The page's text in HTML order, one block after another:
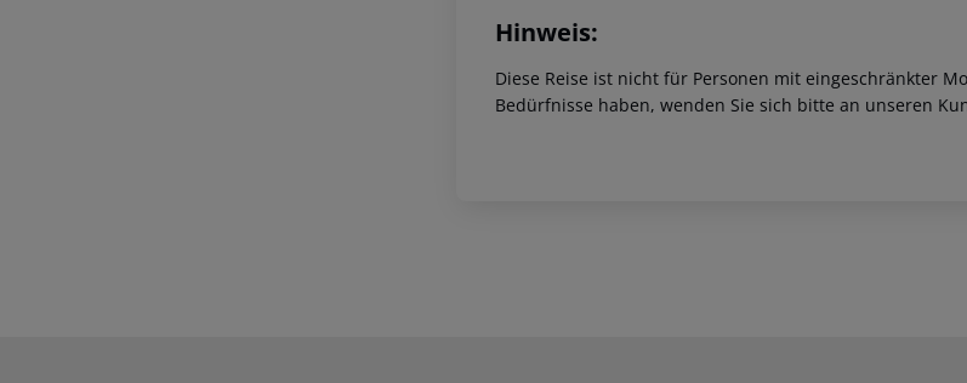
Hinweis:
Diese Reise ist nicht für Personen mit eingeschränkter
Bedürfnisse haben, wenden Sie sich bitte an unseren